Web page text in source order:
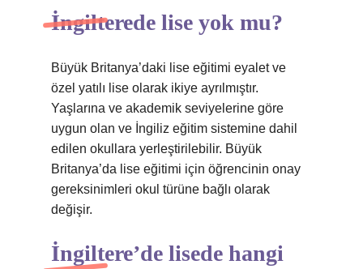
İngilterede lise yok mu?
Büyük Britanya’daki lise eğitimi eyalet ve
özel yatılı lise olarak ikiye ayrılmıştır.
Yaşlarına ve akademik seviyelerine göre
uygun olan ve İngiliz eğitim sistemine dahil
edilen okullara yerleştirilebilir. Büyük
Britanya’da lise eğitimi için öğrencinin onay
gereksinimleri okul türüne bağlı olarak
değişir.
İngiltere’de lisede hangi